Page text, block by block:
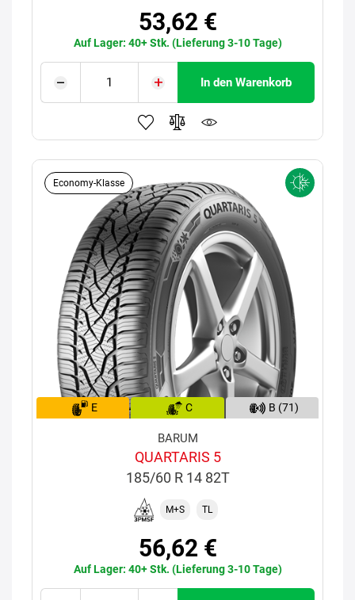
53,62 €
Auf Lager: 40+ Stk. (Lieferung 3-10 Tage)
In den Warenkorb
Economy-Klasse
E C B (71)
BARUM
QUARTARIS 5
185/60 R 14 82T
M+S TL
56,62 €
Auf Lager: 40+ Stk. (Lieferung 3-10 Tage)